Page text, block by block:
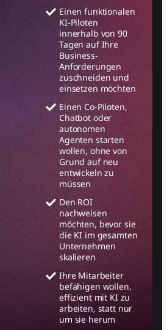
Einen funktionalen
KI-Piloten
innerhalb von 90
Tagen auf Ihre
Business-
Anforderungen
zuschneiden und
einsetzen möchten
Einen Co-Piloten,
Chatbot oder
autonomen
Agenten starten
wollen, ohne von
Grund auf neu
entwickeln zu
müssen
Den ROI
nachweisen
möchten, bevor sie
die KI im gesamten
Unternehmen
skalieren
Ihre Mitarbeiter
befähigen wollen,
effizient mit KI zu
arbeiten, statt nur
um sie herum